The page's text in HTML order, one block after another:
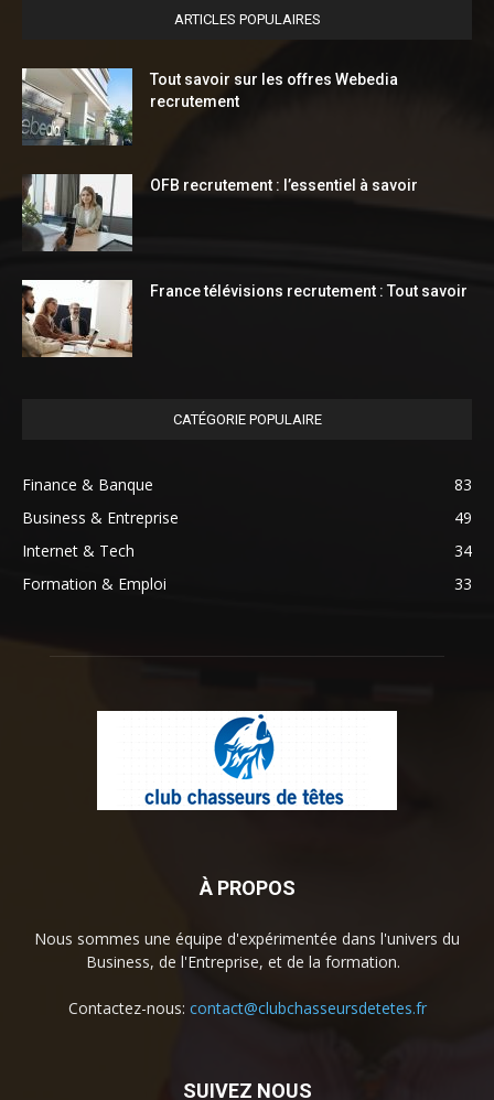
ARTICLES POPULAIRES
Tout savoir sur les offres Webedia
recrutement
OFB recrutement : l’essentiel à savoir
France télévisions recrutement : Tout savoir
CATÉGORIE POPULAIRE
Finance & Banque
83
Business & Entreprise
49
Internet & Tech
34
Formation & Emploi
33
À PROPOS
Nous sommes une équipe d'expérimentée dans l'univers du
Business, de l'Entreprise, et de la formation.
Contactez-nous: contact@clubchasseursdetetes.fr
SUIVEZ NOUS